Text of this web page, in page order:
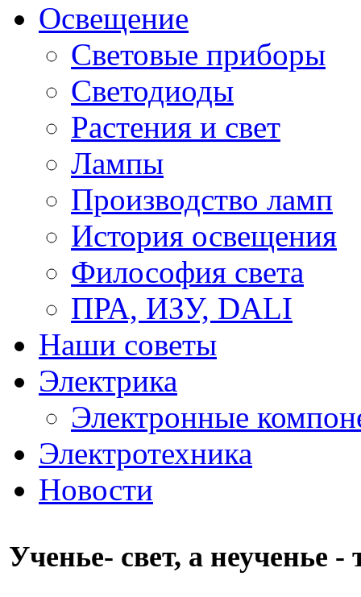
Освещение
Световые приборы
Светодиоды
Растения и свет
Лампы
Производство ламп
История освещения
Философия света
ПРА, ИЗУ, DALI
Наши советы
Электрика
Электронные
Электротехника
Новости
Ученье- свет, а неученье -